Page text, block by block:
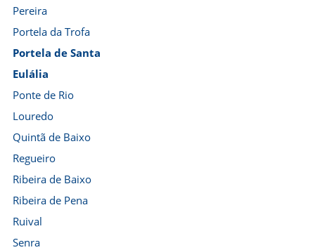
Pereira
Portela da Trofa
Portela de Santa
Eulália
Ponte de Rio
Louredo
Quintã de Baixo
Regueiro
Ribeira de Baixo
Ribeira de Pena
Ruival
Senra